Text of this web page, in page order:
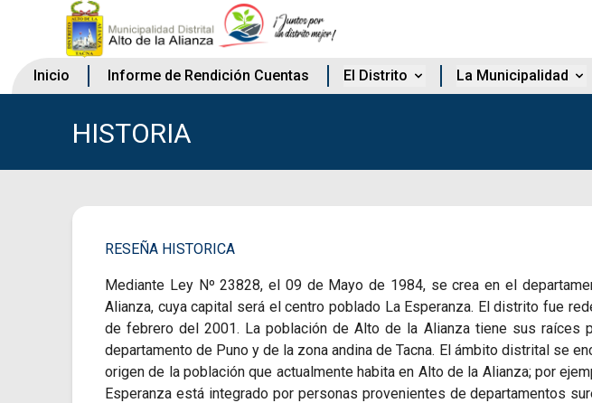
Inicio Informe de Rendición Cuentas El Distrito La Municipalidad
HISTORIA
RESEÑA HISTORICA
Mediante Ley Nº 23828, el 09 de Mayo de 1984, se crea en el
Alianza, cuya capital será el centro poblado La Esperanza. El distrito fue
de febrero del 2001. La población de Alto de la Alianza tiene sus raíces
departamento de Puno y de la zona andina de Tacna. El ámbito distrital se
origen de la población que actualmente habita en Alto de la Alianza; por
Esperanza está integrado por personas provenientes de departamentos